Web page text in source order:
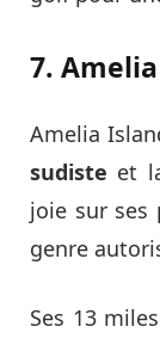
7.
Amelia
sudiste et
joie sur ses
genre
Ses 13